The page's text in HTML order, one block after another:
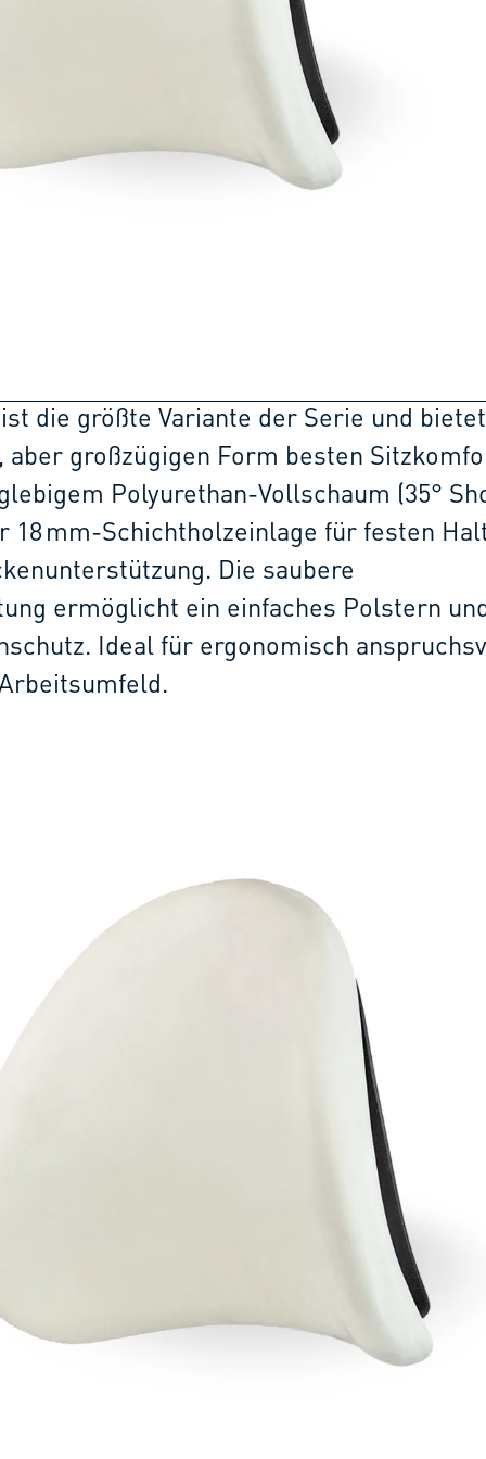
die größte Variante der Serie und
aber großzügigen Form besten
Polyurethan-Vollschaum (35°
18 mm-Schichtholzeinlage für festen
Die saubere
ermöglicht ein einfaches Polstern
Ideal für ergonomisch